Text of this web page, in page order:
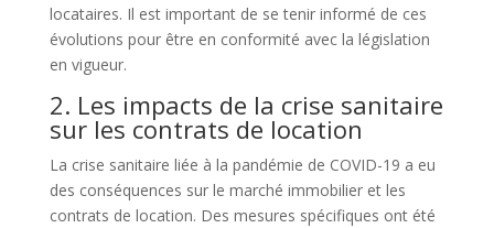
locataires. Il est important de se tenir informé de ces
évolutions pour être en conformité avec la législation
en vigueur.
2. Les impacts de la crise sanitaire
sur les contrats de location
La crise sanitaire liée à la pandémie de COVID-19 a eu
des conséquences sur le marché immobilier et les
contrats de location. Des mesures spécifiques ont été